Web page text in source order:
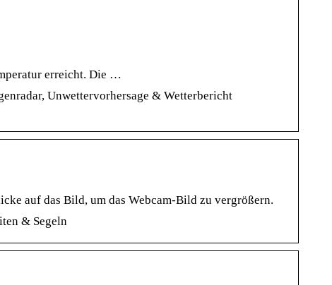
erreicht. Die …
Unwettervorhersage & Wetterbericht
auf das Bild, um das Webcam-Bild zu vergrößern.
& Segeln